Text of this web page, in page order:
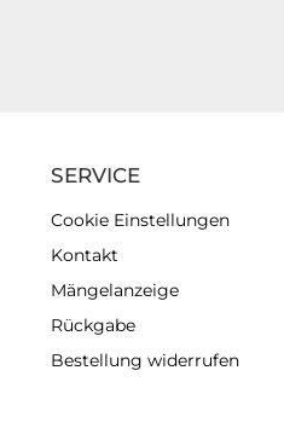
SERVICE
Cookie Einstellungen
Kontakt
Mängelanzeige
Rückgabe
Bestellung widerrufen